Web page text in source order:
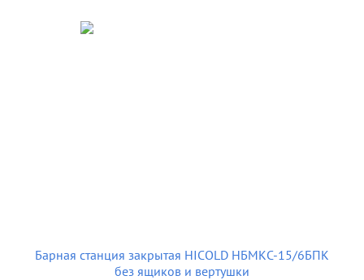
Барная станция закрытая HICOLD НБМКС-15/6БПК
без ящиков и вертушки